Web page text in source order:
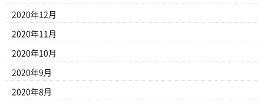
2020年12月
2020年11月
2020年10月
2020年9月
2020年8月